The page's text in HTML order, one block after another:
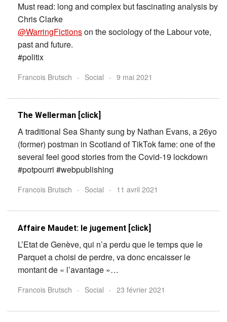
Must read: long and complex but fascinating analysis by
Chris Clarke
@WarringFictionson the sociology of the Labour vote,
past and future.
#politix
Francois Brutsch - Social - 9 mai 2021
The Wellerman [click]
A traditional Sea Shanty sung by Nathan Evans, a 26yo
(former) postman in Scotland of TikTok fame: one of the
several feel good stories from the Covid-19 lockdown
#potpourri #webpublishing
Francois Brutsch - Social - 11 avril 2021
Affaire Maudet: le jugement [click]
L’Etat de Genève, qui n’a perdu que le temps que le
Parquet a choisi de perdre, va donc encaisser le
montant de « l’avantage »…
Francois Brutsch - Social - 23 février 2021